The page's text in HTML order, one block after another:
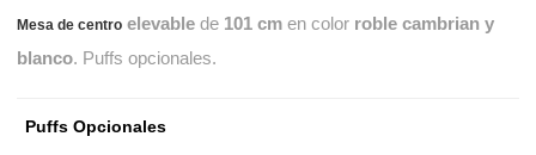
precio precio
Mesa de centro elevable de 101 cm en color roble cambrian y
blanco. Puffs opcionales.
Puffs Opcionales